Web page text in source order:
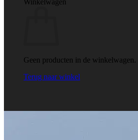
Geen producten in de winkelwagen.
Terug naar winkel